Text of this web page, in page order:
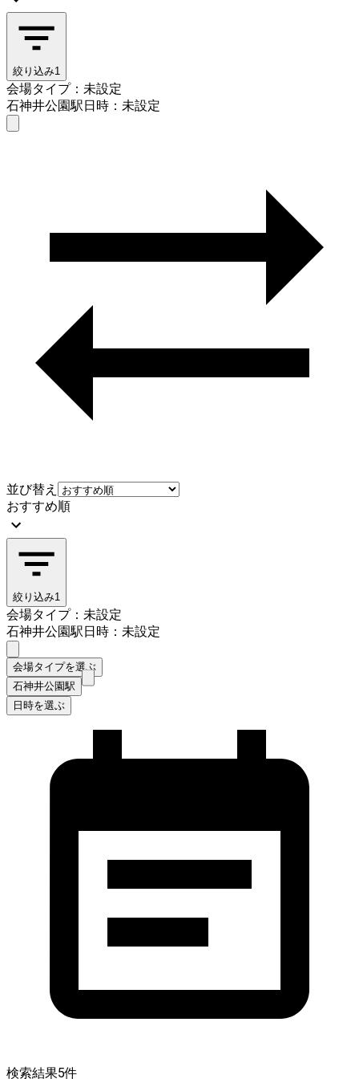
絞り込み1
会場タイプ：未設定
石神井公園駅日時：未設定
並び替え
おすすめ順
絞り込み1
会場タイプ：未設定
石神井公園駅日時：未設定
会場タイプを選ぶ
石神井公園駅
日時を選ぶ
検索結果5件